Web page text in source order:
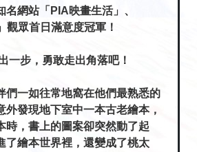
網站「PIA映畫生活」、
觀眾首日滿意度冠軍！
一步，勇敢走出角落吧！
們一如往常地窩在他們最熟悉的
外發現地下室中一本古老繪本，
時，書上的圖案卻突然動了起
了繪本世界裡，還變成了桃太